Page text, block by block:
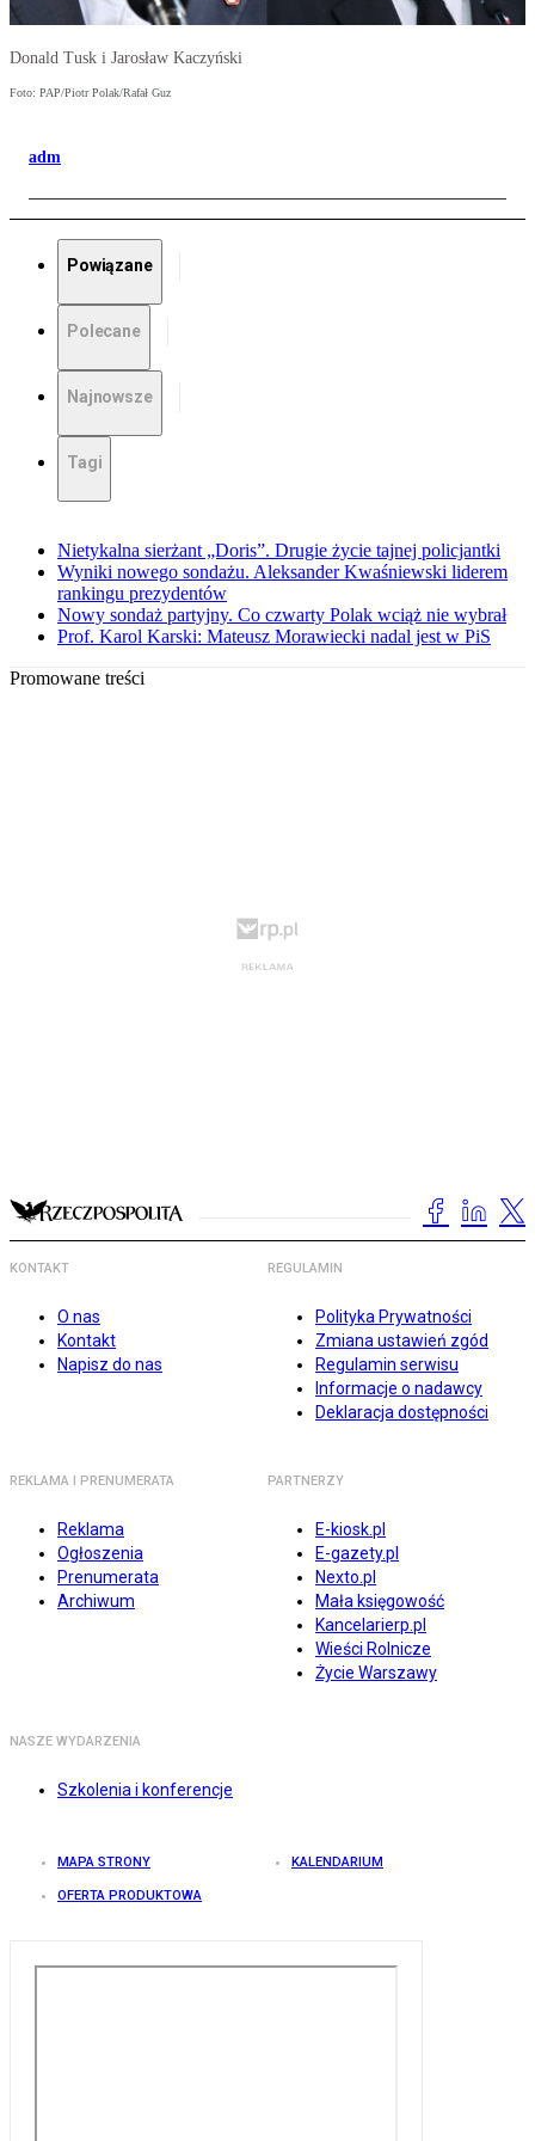
Donald Tusk i Jarosław Kaczyński
Foto: PAP/Piotr Polak/Rafał Guz
adm
Powiązane
Polecane
Najnowsze
Tagi
Nietykalna sierżant „Doris”. Drugie życie tajnej policjantki
Wyniki nowego sondażu. Aleksander Kwaśniewski liderem
rankingu prezydentów
Nowy sondaż partyjny. Co czwarty Polak wciąż nie wybrał
Prof. Karol Karski: Mateusz Morawiecki nadal jest w PiS
Promowane treści
KONTAKT
O nas
Kontakt
Napisz do nas
REGULAMIN
Polityka Prywatności
Zmiana ustawień zgód
Regulamin serwisu
Informacje o nadawcy
Deklaracja dostępności
REKLAMA I PRENUMERATA
Reklama
Ogłoszenia
Prenumerata
Archiwum
PARTNERZY
E-kiosk.pl
E-gazety.pl
Nexto.pl
Mała księgowość
Kancelarierp.pl
Wieści Rolnicze
Życie Warszawy
NASZE WYDARZENIA
Szkolenia i konferencje
MAPA STRONY KALENDARIUM
OFERTA PRODUKTOWA